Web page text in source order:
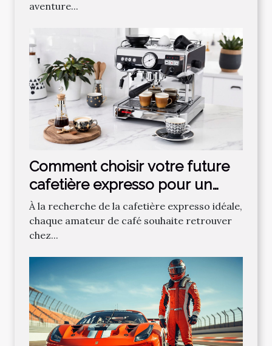
aventure...
Comment choisir votre future
cafetière expresso pour un
café parfait ?
À la recherche de la cafetière expresso idéale,
chaque amateur de café souhaite retrouver
chez...